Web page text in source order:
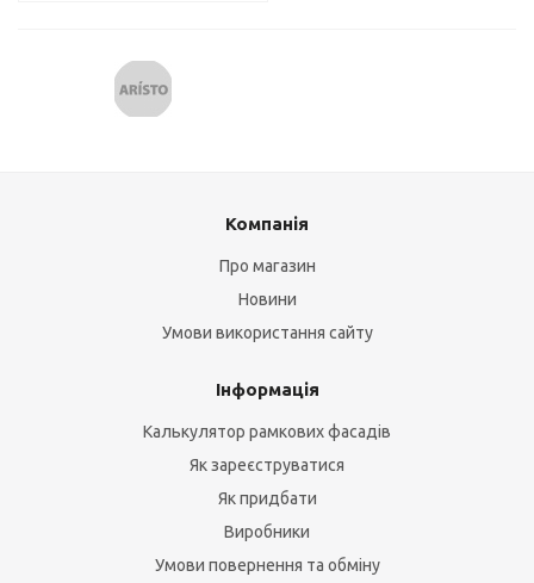
Компанія
Про магазин
Новини
Умови використання сайту
Інформація
Калькулятор рамкових фасадів
Як зареєструватися
Як придбати
Виробники
Умови повернення та обміну